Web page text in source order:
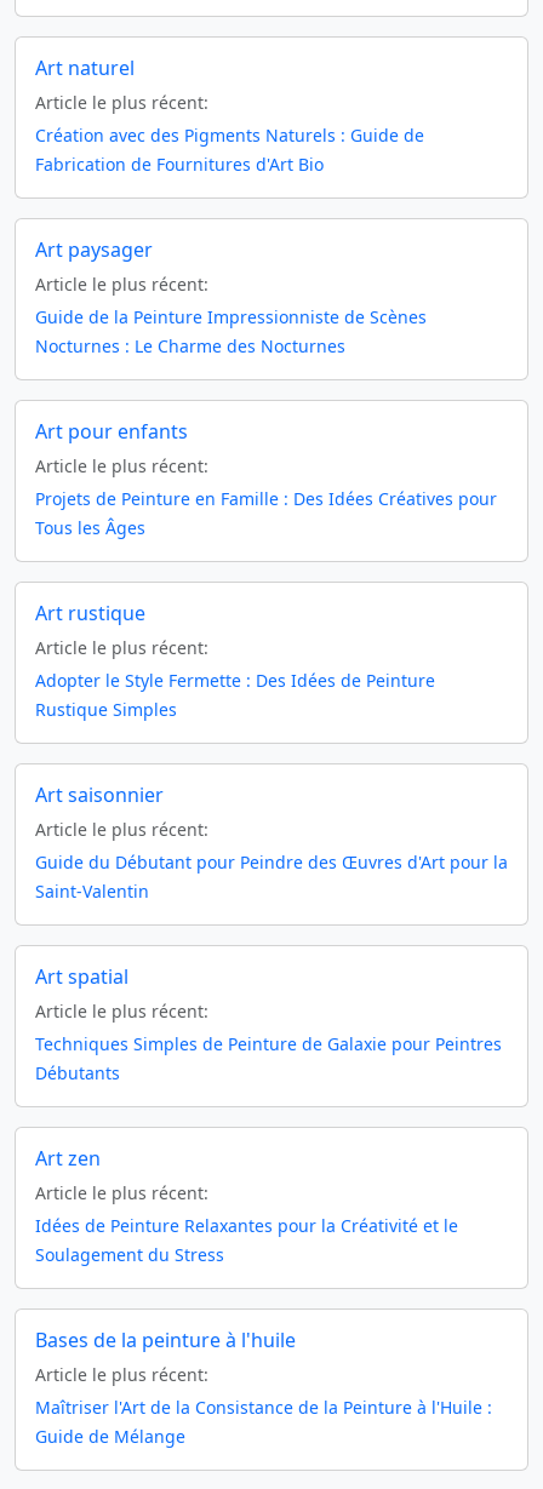
Art naturel
Article le plus récent:
Création avec des Pigments Naturels : Guide de
Fabrication de Fournitures d'Art Bio
Art paysager
Article le plus récent:
Guide de la Peinture Impressionniste de Scènes
Nocturnes : Le Charme des Nocturnes
Art pour enfants
Article le plus récent:
Projets de Peinture en Famille : Des Idées Créatives pour
Tous les Âges
Art rustique
Article le plus récent:
Adopter le Style Fermette : Des Idées de Peinture
Rustique Simples
Art saisonnier
Article le plus récent:
Guide du Débutant pour Peindre des Œuvres d'Art pour la
Saint-Valentin
Art spatial
Article le plus récent:
Techniques Simples de Peinture de Galaxie pour Peintres
Débutants
Art zen
Article le plus récent:
Idées de Peinture Relaxantes pour la Créativité et le
Soulagement du Stress
Bases de la peinture à l'huile
Article le plus récent:
Maîtriser l'Art de la Consistance de la Peinture à l'Huile :
Guide de Mélange